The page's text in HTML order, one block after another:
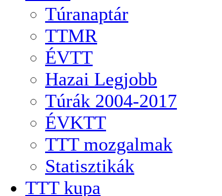
Túranaptár
TTMR
ÉVTT
Hazai Legjobb
Túrák 2004-2017
ÉVKTT
TTT mozgalmak
Statisztikák
TTT kupa